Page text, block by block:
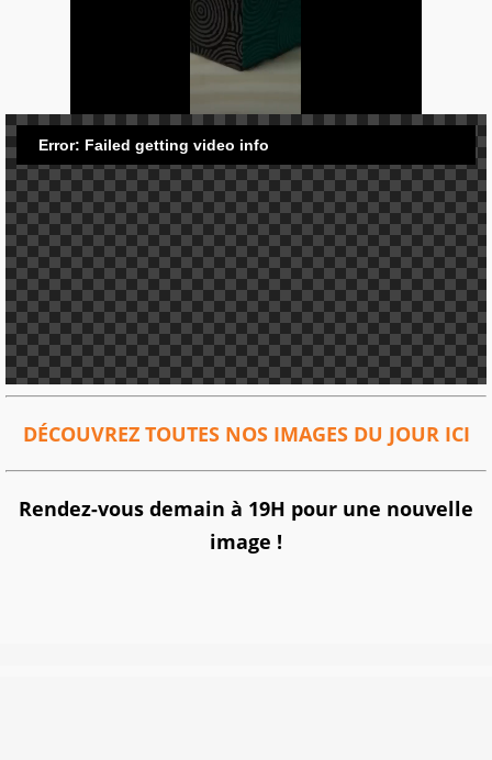
DÉCOUVREZ TOUTES NOS IMAGES DU JOUR ICI
Rendez-vous demain à 19H pour une nouvelle
image !